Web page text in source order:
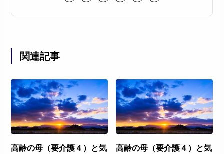
関連記事
高齢の母（要介護４）と気
高齢の母（要介護４）と気